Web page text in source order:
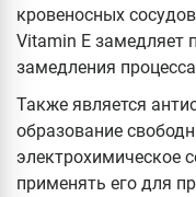
кровеносных
Vitamin E замедляет
замедления
Также является
образование
электрохимическое
применять его для